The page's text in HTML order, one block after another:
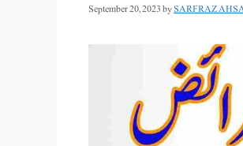
September 20, 2023bySARFRAZ